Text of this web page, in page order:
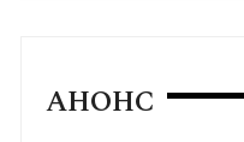
АНОНС